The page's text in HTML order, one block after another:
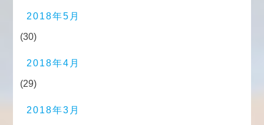
2018年5月
(30)
2018年4月
(29)
2018年3月